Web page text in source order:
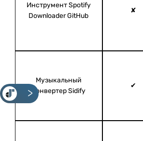
<
Инструмент Spotify
Downloader GitHub
✘
Музыкальный
конвертер Sidify
✔